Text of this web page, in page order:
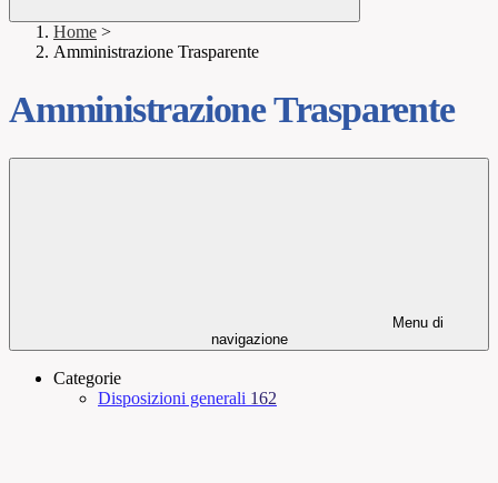
Home >
Amministrazione Trasparente
Amministrazione Trasparente
Menu di
navigazione
Categorie
Disposizioni generali 162